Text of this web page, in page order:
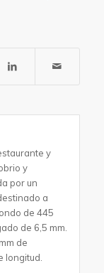
y
y
por un
a
de 445
de 6,5 mm.
de
longitud.